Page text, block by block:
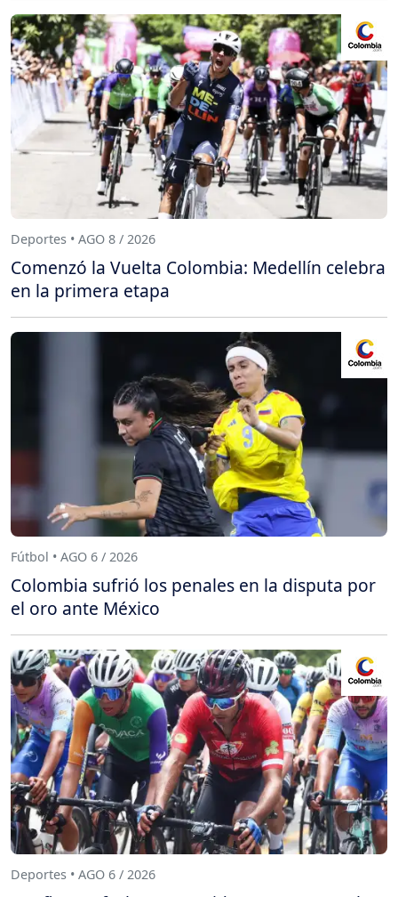
Deportes • AGO 8 / 2026
Comenzó la Vuelta Colombia: Medellín celebra
en la primera etapa
Fútbol • AGO 6 / 2026
Colombia sufrió los penales en la disputa por
el oro ante México
Deportes • AGO 6 / 2026